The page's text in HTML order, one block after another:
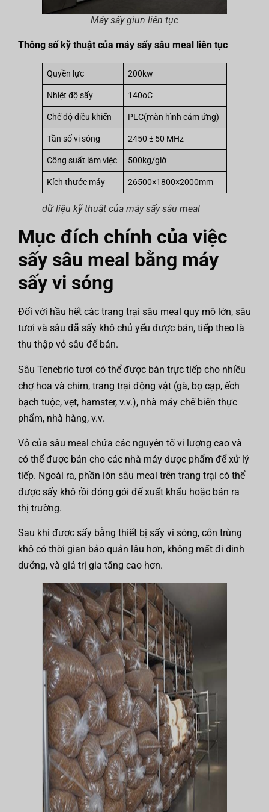
Máy sấy giun liên tục
Thông số kỹ thuật của máy sấy sâu meal liên tục
Quyền lực 200kw
Nhiệt độ sấy 140oC
Chế độ điều khiển PLC(màn hình cảm ứng)
Tần số vi sóng 2450 ± 50 MHz
Công suất làm việc 500kg/giờ
Kích thước máy 26500×1800×2000mm
dữ liệu kỹ thuật của máy sấy sâu meal
Mục đích chính của việc
sấy sâu meal bằng máy
sấy vi sóng
Đối với hầu hết các trang trại sâu meal quy mô lớn, sâu
tươi và sâu đã sấy khô chủ yếu được bán, tiếp theo là
thu thập vỏ sâu để bán.
Sâu Tenebrio tươi có thể được bán trực tiếp cho nhiều
chợ hoa và chim, trang trại động vật (gà, bọ cạp, ếch
bạch tuộc, vẹt, hamster, v.v.), nhà máy chế biến thực
phẩm, nhà hàng, v.v.
Vỏ của sâu meal chứa các nguyên tố vi lượng cao và
có thể được bán cho các nhà máy dược phẩm để xử lý
tiếp. Ngoài ra, phần lớn sâu meal trên trang trại có thể
được sấy khô rồi đóng gói để xuất khẩu hoặc bán ra
thị trường.
Sau khi được sấy bằng thiết bị sấy vi sóng, côn trùng
khô có thời gian bảo quản lâu hơn, không mất đi dinh
dưỡng, và giá trị gia tăng cao hơn.